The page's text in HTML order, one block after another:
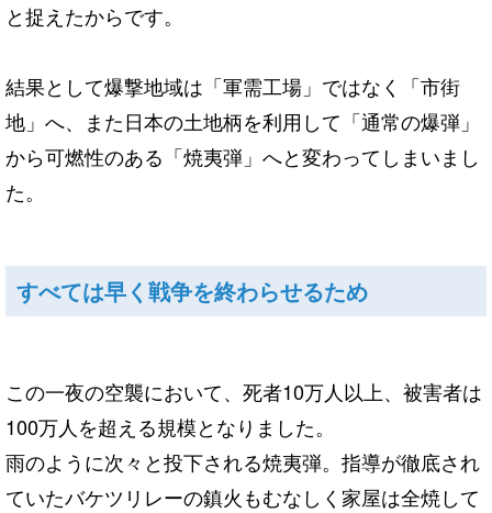
と捉えたからです。
結果として爆撃地域は「軍需工場」ではなく「市街
地」へ、また日本の土地柄を利用して「通常の爆弾」
から可燃性のある「焼夷弾」へと変わってしまいまし
た。
すべては早く戦争を終わらせるため
この一夜の空襲において、死者10万人以上、被害者は
100万人を超える規模となりました。
雨のように次々と投下される焼夷弾。指導が徹底され
ていたバケツリレーの鎮火もむなしく家屋は全焼して